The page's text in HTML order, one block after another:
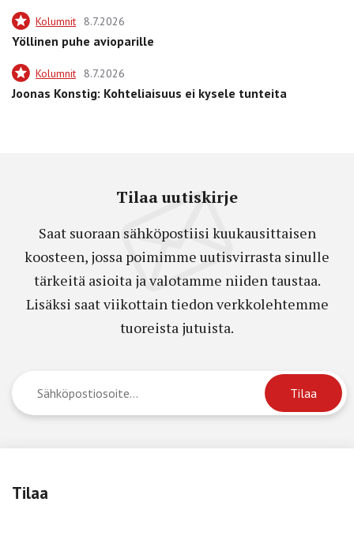
Kolumnit 8.7.2026
Yöllinen puhe avioparille
Kolumnit 8.7.2026
Joonas Konstig: Kohteliaisuus ei kysele tunteita
Tilaa uutiskirje
Saat suoraan sähköpostiisi kuukausittaisen
koosteen, jossa poimimme uutisvirrasta sinulle
tärkeitä asioita ja valotamme niiden taustaa.
Lisäksi saat viikottain tiedon verkkolehtemme
tuoreista jutuista.
Tilaa